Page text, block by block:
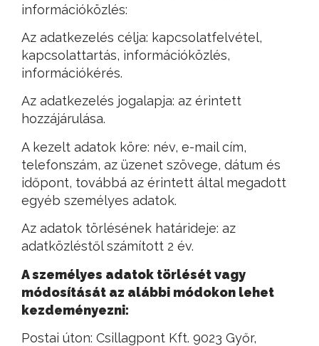
információközlés:
Az adatkezelés célja: kapcsolatfelvétel,
kapcsolattartás, információközlés,
információkérés.
Az adatkezelés jogalapja: az érintett
hozzájárulása.
A kezelt adatok köre: név, e-mail cím,
telefonszám, az üzenet szövege, dátum és
időpont, továbbá az érintett által megadott
egyéb személyes adatok.
Az adatok törlésének határideje: az
adatközléstől számított 2 év.
A személyes adatok törlését vagy
módosítását az alábbi módokon lehet
kezdeményezni:
Postai úton: Csillagpont Kft. 9023 Győr,